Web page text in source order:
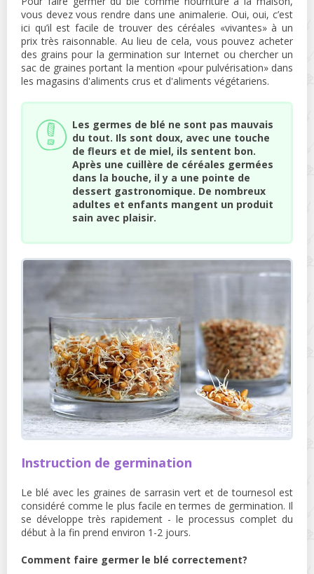
vous devez vous rendre dans une animalerie. Oui, oui, c’est
ici qu’il est facile de trouver des céréales «vivantes» à un
prix très raisonnable. Au lieu de cela, vous pouvez acheter
des grains pour la germination sur Internet ou chercher un
sac de graines portant la mention «pour pulvérisation» dans
les magasins d'aliments crus et d'aliments végétariens.
Les germes de blé ne sont pas mauvais
du tout. Ils sont doux, avec une touche
de fleurs et de miel, ils sentent bon.
Après une cuillère de céréales germées
dans la bouche, il y a une pointe de
dessert gastronomique. De nombreux
adultes et enfants mangent un produit
sain avec plaisir.
Instruction de germination
Le blé avec les graines de sarrasin vert et de tournesol est
considéré comme le plus facile en termes de germination. Il
se développe très rapidement - le processus complet du
début à la fin prend environ 1-2 jours.
Comment faire germer le blé correctement?